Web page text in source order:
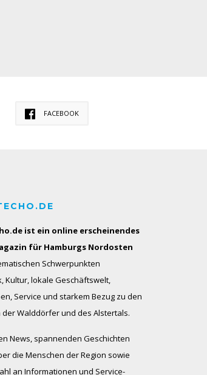
FACEBOOK
ist ein online erscheinendes
für Hamburgs Nordosten
Schwerpunkten
Kultur, lokale Geschäftswelt,
Service und starkem Bezug zu den
der Walddörfer und des Alstertals.
News, spannenden Geschichten
die Menschen der Region sowie
an Informationen und Service-